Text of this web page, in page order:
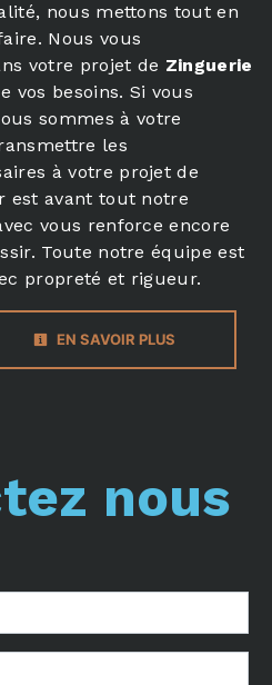
nous mettons tout en
Nous vous
votre projet de Zinguerie
vos besoins. Si vous
sommes à votre
les
à votre projet de
est avant tout notre
vous renforce encore
Toute notre équipe est
propreté et rigueur.
EN SAVOIR PLUS
nous